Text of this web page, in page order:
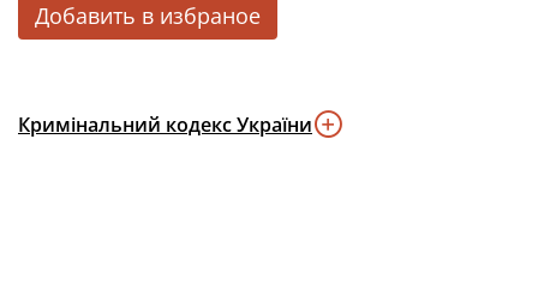
Добавить в избраное
Кримінальний кодекс України